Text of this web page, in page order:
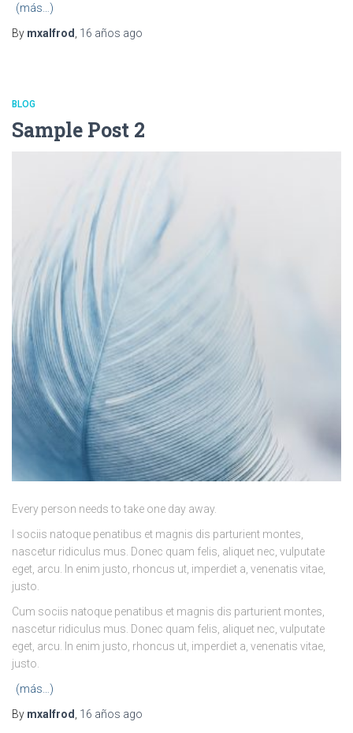
(más…)
By mxalfrod 16 años ago
BLOG
Sample Post 2
Every person needs to take one day away.
I sociis natoque penatibus et magnis dis parturient montes,
nascetur ridiculus mus. Donec quam felis, aliquet nec, vulputate
eget, arcu. In enim justo, rhoncus ut, imperdiet a, venenatis vitae,
justo.
Cum sociis natoque penatibus et magnis dis parturient montes,
nascetur ridiculus mus. Donec quam felis, aliquet nec, vulputate
eget, arcu. In enim justo, rhoncus ut, imperdiet a, venenatis vitae,
justo.
(más…)
By mxalfrod 16 años ago